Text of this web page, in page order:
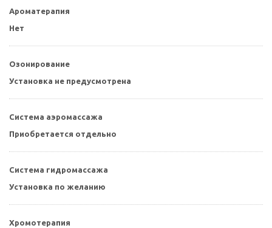
Ароматерапия
Нет
Озонирование
Установка не предусмотрена
Система аэромассажа
Приобретается отдельно
Система гидромассажа
Установка по желанию
Хромотерапия